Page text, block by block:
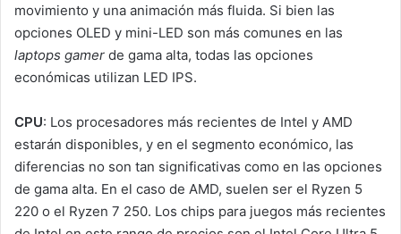
movimiento y una animación más fluida. Si bien las
opciones OLED y mini-LED son más comunes en las
laptops gamer de gama alta, todas las opciones
económicas utilizan LED IPS.
CPU: Los procesadores más recientes de Intel y AMD
estarán disponibles, y en el segmento económico, las
diferencias no son tan significativas como en las opciones
de gama alta. En el caso de AMD, suelen ser el Ryzen 5
220 o el Ryzen 7 250. Los chips para juegos más recientes